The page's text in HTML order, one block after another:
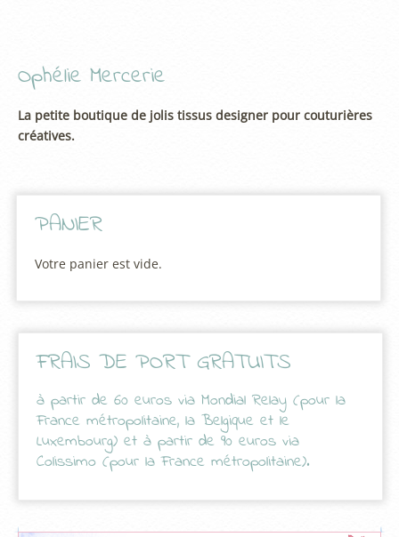
Ophélie Mercerie
La petite boutique de jolis tissus designer pour couturières
créatives.
PANIER
Votre panier est vide.
FRAIS DE PORT GRATUITS
à partir de 60 euros via Mondial Relay (pour la
France métropolitaine, la Belgique et le
Luxembourg) et à partir de 90 euros via
Colissimo (pour la France métropolitaine).